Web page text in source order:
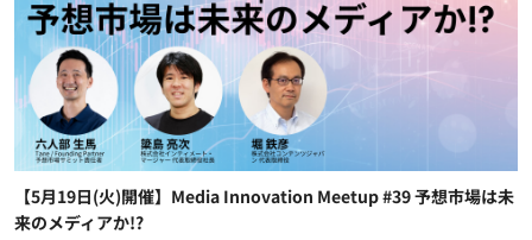
【5月19日(火)開催】Media Innovation Meetup #39 予想市場は未
来のメディアか!?